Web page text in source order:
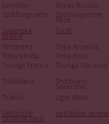
Sémillon
Shiraz Rosato
Spätburgunder
Spätburgunder
Rosé
Sylvánské
zelené
Syrah
Terrantez
Tinta Amarela
Tinta Miúda
Tinta Roriz
Touriga Franca
Touriga Nacional
Trebbiano
Trebbiano
Spoletino
Txakoli
Ugni Blanc
Veltlínské
červené rané
Veltlínské zelené